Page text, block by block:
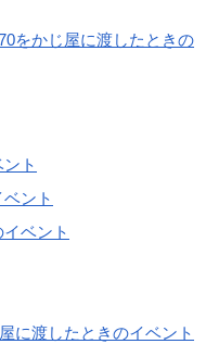
をかじ屋に渡したときの
ト
ント
ベント
に渡したときのイベント